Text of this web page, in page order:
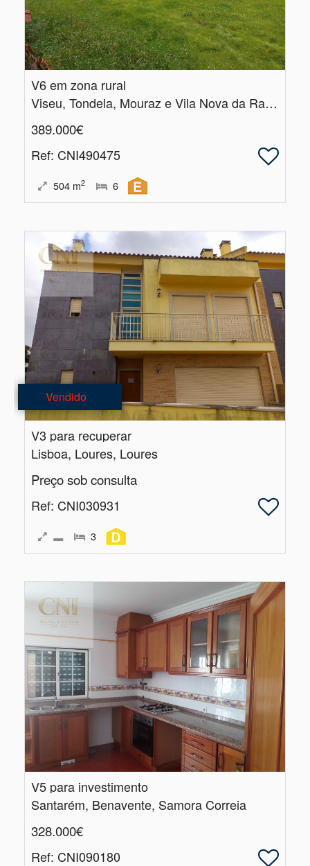
V6 em zona rural
Viseu, Tondela, Mouraz e Vila Nova da Rainha
389.000€
Ref: CNI490475
504 m2 6
Vendido
V3 para recuperar
Lisboa, Loures, Loures
Preço sob consulta
Ref: CNI030931
3
V5 para investimento
Santarém, Benavente, Samora Correia
328.000€
Ref: CNI090180